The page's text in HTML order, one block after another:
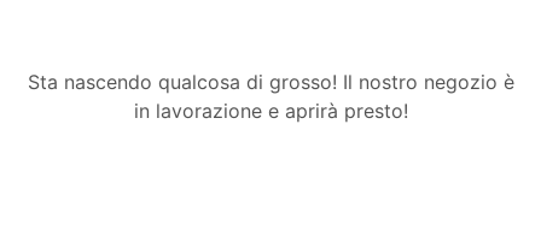
Sta nascendo qualcosa di grosso! Il nostro negozio è
in lavorazione e aprirà presto!